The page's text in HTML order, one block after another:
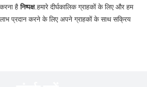
करना हैनिष्पक्ष.हमारे दीर्घकालिक ग्राहकों के लिए और हम
प्रदान करने के लिए अपने ग्राहकों के साथ सक्रिय